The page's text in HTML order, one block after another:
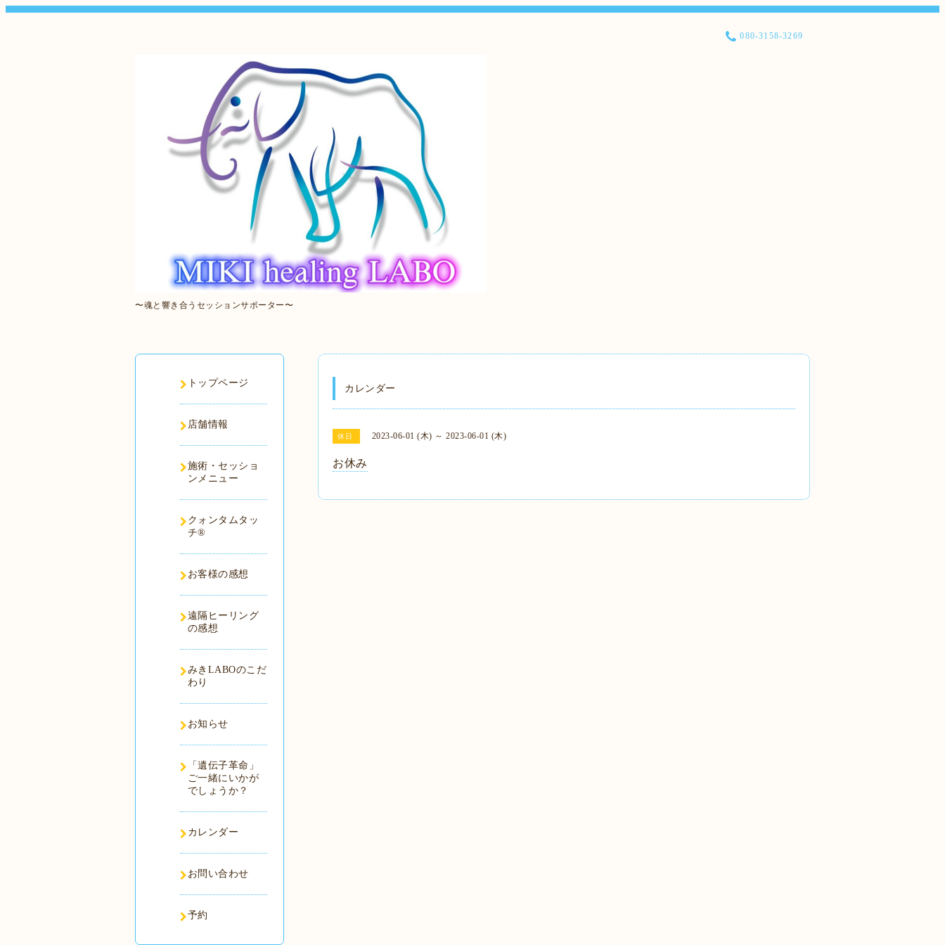
〜魂と響き合うセッションサポーター〜
080-3158-3269
カレンダー
休日 2023-06-01 (木) ～ 2023-06-01 (木)
お休み
トップページ
店舗情報
施術・セッショ
ンメニュー
クォンタムタッ
チ®️
お客様の感想
遠隔ヒーリング
の感想
みきLABOのこだ
わり
お知らせ
「遺伝子革命」
ご一緒にいかが
でしょうか？
カレンダー
お問い合わせ
予約